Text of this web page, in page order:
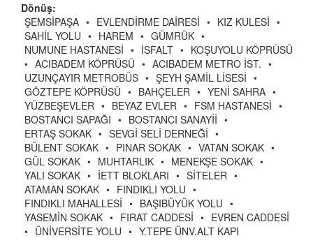
Dönüş:
ŞEMSİPAŞA • EVLENDİRME DAİRESİ • KIZ KULESİ •
SAHİL YOLU • HAREM • GÜMRÜK •
NUMUNE HASTANESİ • İSFALT • KOŞUYOLU KÖPRÜSÜ
• ACIBADEM KÖPRÜSÜ • ACIBADEM METRO İST. •
UZUNÇAYIR METROBÜS • ŞEYH ŞAMİL LİSESİ •
GÖZTEPE KÖPRÜSÜ • BAHÇELER • YENİ SAHRA •
YÜZBEŞEVLER • BEYAZ EVLER • FSM HASTANESİ •
BOSTANCI SAPAĞI • BOSTANCI SANAYİİ •
ERTAŞ SOKAK • SEVGİ SELİ DERNEĞİ •
BÜLENT SOKAK • PINAR SOKAK • VATAN SOKAK •
GÜL SOKAK • MUHTARLIK • MENEKŞE SOKAK •
YALI SOKAK • İETT BLOKLARI • SİTELER •
ATAMAN SOKAK • FINDIKLI YOLU •
FINDIKLI MAHALLESİ • BAŞIBÜYÜK YOLU •
YASEMİN SOKAK • FIRAT CADDESİ • EVREN CADDESİ
• ÜNİVERSİTE YOLU • Y.TEPE ÜNV.ALT KAPI